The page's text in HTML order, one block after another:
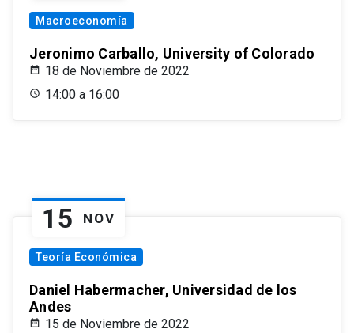
Macroeconomía
Jeronimo Carballo, University of Colorado
18 de Noviembre de 2022
14:00 a 16:00
15 NOV
Teoría Económica
Daniel Habermacher, Universidad de los
Andes
15 de Noviembre de 2022